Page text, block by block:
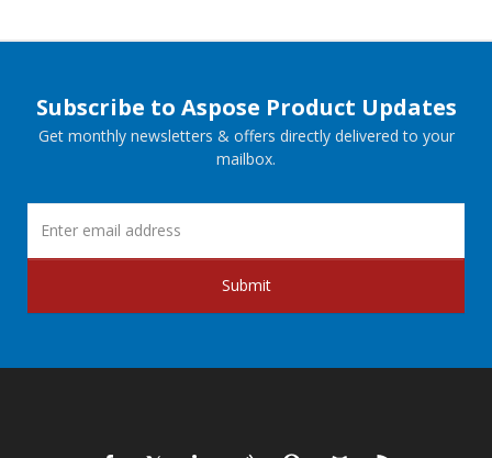
Subscribe to Aspose Product Updates
Get monthly newsletters & offers directly delivered to your
mailbox.
Submit